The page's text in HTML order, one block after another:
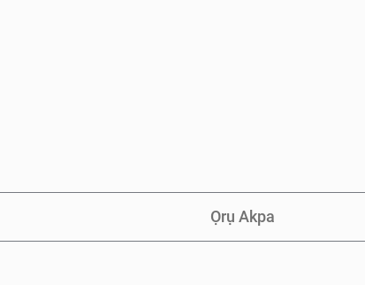
Ọrụ Akpa